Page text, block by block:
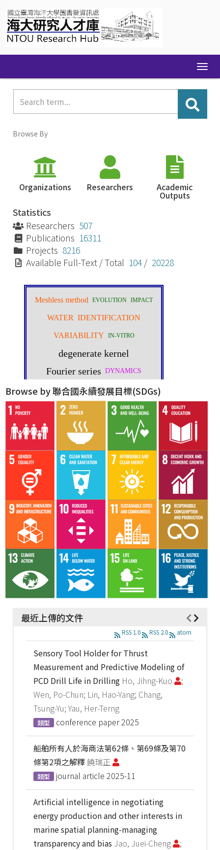
navigation
Browse By
Organizations Researchers Academic
Outputs
Statistics
Researchers 507
Publications 16311
Projects 8216
Available Full-Text / Total 104 / 20228
Browse by 聯合國永續發展目標(SDGs)
最近上傳的文件
RSS 1.0 RSS 2.0 atom
Sensory Tool Holder for Thrust
Measurement and Predictive Modeling of
PCD Drill Life in Drilling Ho, Jihng-Kuo
;
Wen, Po-Chun; Lin, Hao-Yang; Chang,
Tsung-Yu; Yau, Her-Terng
類型 conference paper2025
船舶所有人於海商法第62條、第69條及第70
條第2項之解釋饒瑞正
類型 journal article 2025-11
Artificial intelligence in negotiating
energy production and other interests in
marine spatial planning-managing
transparency and bias Jao, Juei-Cheng
;